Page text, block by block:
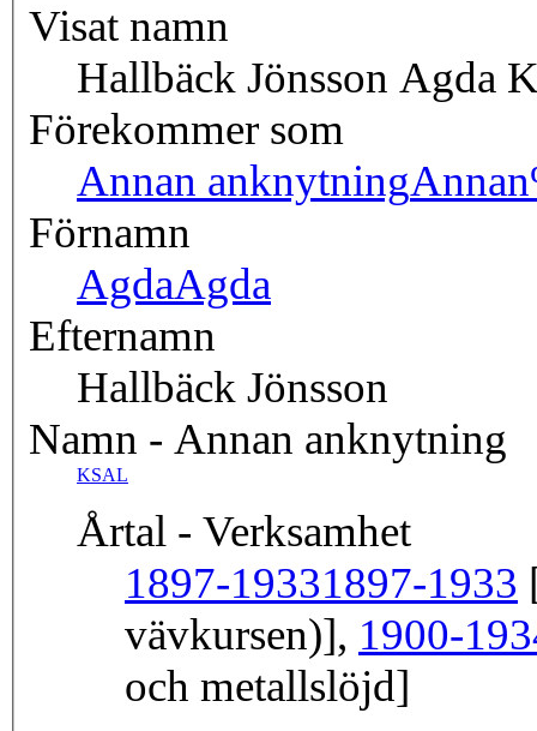
Visat namn
Hallbäck Jönsson Agda
Förekommer som
Annan anknytning
Förnamn
AgdaAgda
Efternamn
Hallbäck Jönsson
Namn - Annan anknytning
KSAL
Årtal - Verksamhet
1897-19331897-1933
vävkursen)], 1900-
och metallslöjd]